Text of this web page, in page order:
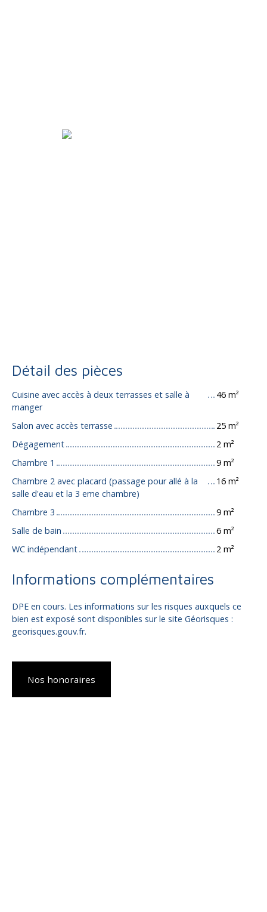
Détail des pièces
Cuisine avec accès à deux terrasses et salle à
manger
46 m²
Salon avec accès terrasse
25 m²
Dégagement
2 m²
Chambre 1
9 m²
Chambre 2 avec placard (passage pour allé à la
salle d'eau et la 3 eme chambre)
16 m²
Chambre 3
9 m²
Salle de bain
6 m²
WC indépendant
2 m²
Informations complémentaires
DPE en cours. Les informations sur les risques auxquels ce
bien est exposé sont disponibles sur le site Géorisques :
georisques.gouv.fr.
Nos honoraires